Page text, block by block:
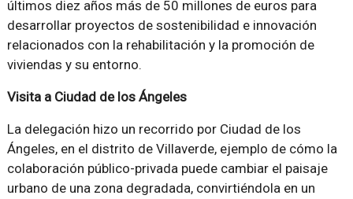
últimos diez años más de 50 millones de euros para
desarrollar proyectos de sostenibilidad e innovación
relacionados con la rehabilitación y la promoción de
viviendas y su entorno.
Visita a Ciudad de los Ángeles
La delegación hizo un recorrido por Ciudad de los
Ángeles, en el distrito de Villaverde, ejemplo de cómo la
colaboración público-privada puede cambiar el paisaje
urbano de una zona degradada, convirtiéndola en un